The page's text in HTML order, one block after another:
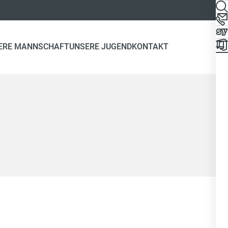
MANNSCHAFTUNSERE JUGENDKONTAKT